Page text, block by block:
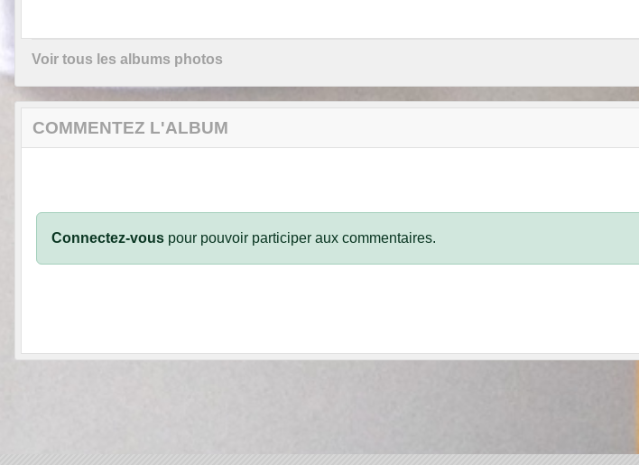
Voir tous les albums photos
COMMENTEZ L'ALBUM
Connectez-vous pour pouvoir participer aux commentaires.